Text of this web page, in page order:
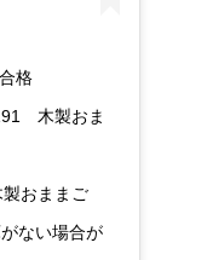
格
木製おま
おままご
ない場合が